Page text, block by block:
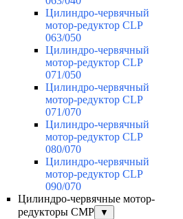
Цилиндро-червячный
мотор-редуктор CLP
063/050
Цилиндро-червячный
мотор-редуктор CLP
071/050
Цилиндро-червячный
мотор-редуктор CLP
071/070
Цилиндро-червячный
мотор-редуктор CLP
080/070
Цилиндро-червячный
мотор-редуктор CLP
090/070
Цилиндро-червячные мотор-
редукторы CMP
▼